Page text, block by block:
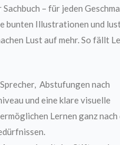
– für jeden
bunten Illustrationen und
Lust auf mehr. So fällt
Abstufungen nach
und eine klare visuelle
Lernen ganz nach